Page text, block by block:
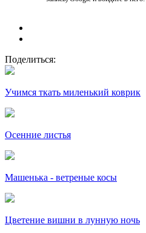
Поделиться:
Учимся ткать миленький коврик
Осенние листья
Машенька - ветреные косы
Цветение вишни в лунную ночь